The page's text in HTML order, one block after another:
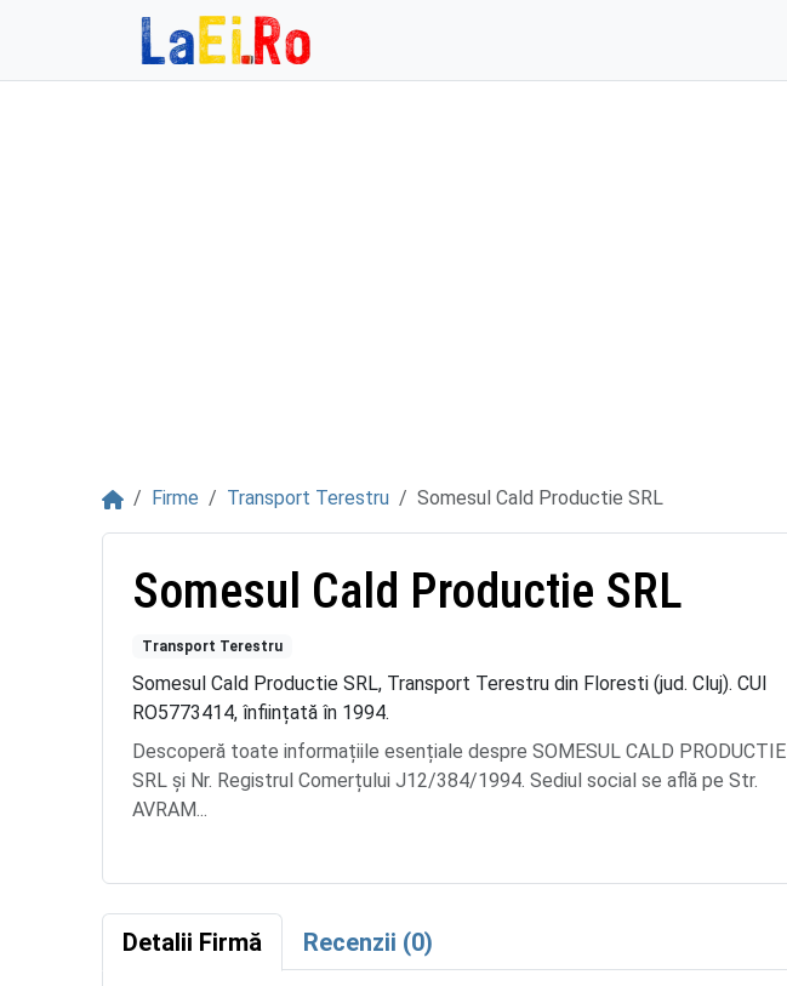
AcasăFirme Transport Terestru Somesul Cald Productie SRL
Somesul Cald Productie SRL
Transport Terestru
Somesul Cald Productie SRL, Transport Terestru din Floresti (jud. Cluj). CUI
RO5773414, înființată în 1994.
Descoperă toate informațiile esențiale despre SOMESUL CALD PRODUCTIE
SRL și Nr. Registrul Comerțului J12/384/1994. Sediul social se află pe Str.
AVRAM...
Detalii Firmă Recenzii (0)